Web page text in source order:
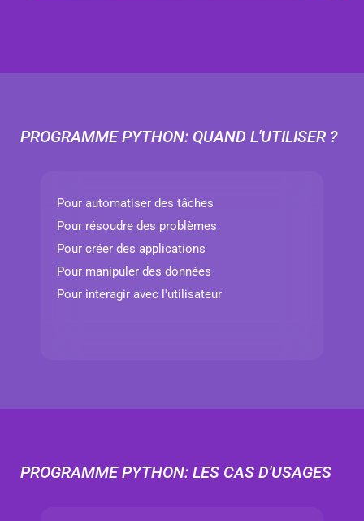
PROGRAMME PYTHON: QUAND L'UTILISER ?
Pour automatiser des tâches
Pour résoudre des problèmes
Pour créer des applications
Pour manipuler des données
Pour interagir avec l'utilisateur
PROGRAMME PYTHON: LES CAS D'USAGES